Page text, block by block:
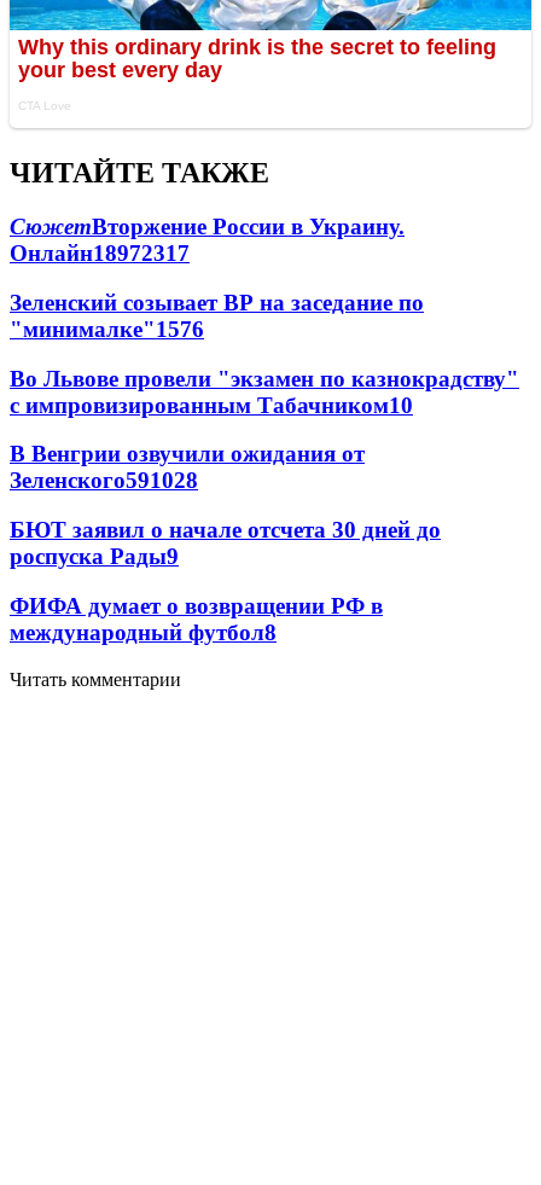
ЧИТАЙТЕ ТАКЖЕ
СюжетВторжение России в Украину.
Онлайн18972317
Зеленский созывает ВР на заседание по
"минималке"1576
Во Львове провели "экзамен по казнокрадству"
с импровизированным Табачником10
В Венгрии озвучили ожидания от
Зеленского591028
БЮТ заявил о начале отсчета 30 дней до
роспуска Рады9
ФИФА думает о возвращении РФ в
международный футбол8
Читать комментарии